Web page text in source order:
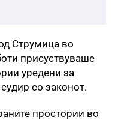
Струмица во
присуствуваше
уредени за
со законот.
простории во